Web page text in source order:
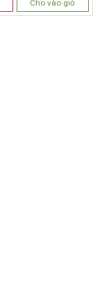
Cho vào giỏ